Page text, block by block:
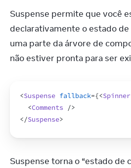
Suspense permite que você
declarativamente o estado
uma parte da árvore de
não estiver pronta para ser
<Suspense fallback={<Spinner
<Comments
/>
</Suspense>
Suspense torna o “estado de